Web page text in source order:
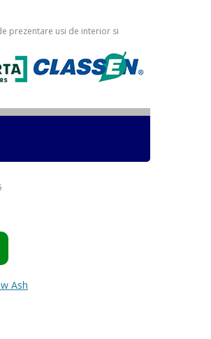
prezentare usi de interior si
Ash